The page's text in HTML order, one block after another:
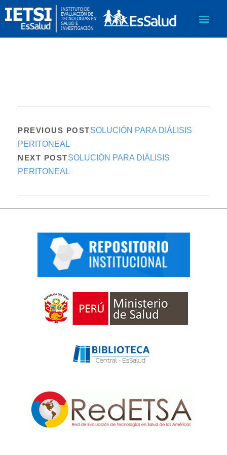
PREVIOUS POSTSOLUCIÓN PARA DIÁLISIS
PERITONEAL
NEXT POSTSOLUCIÓN PARA DIÁLISIS
PERITONEAL